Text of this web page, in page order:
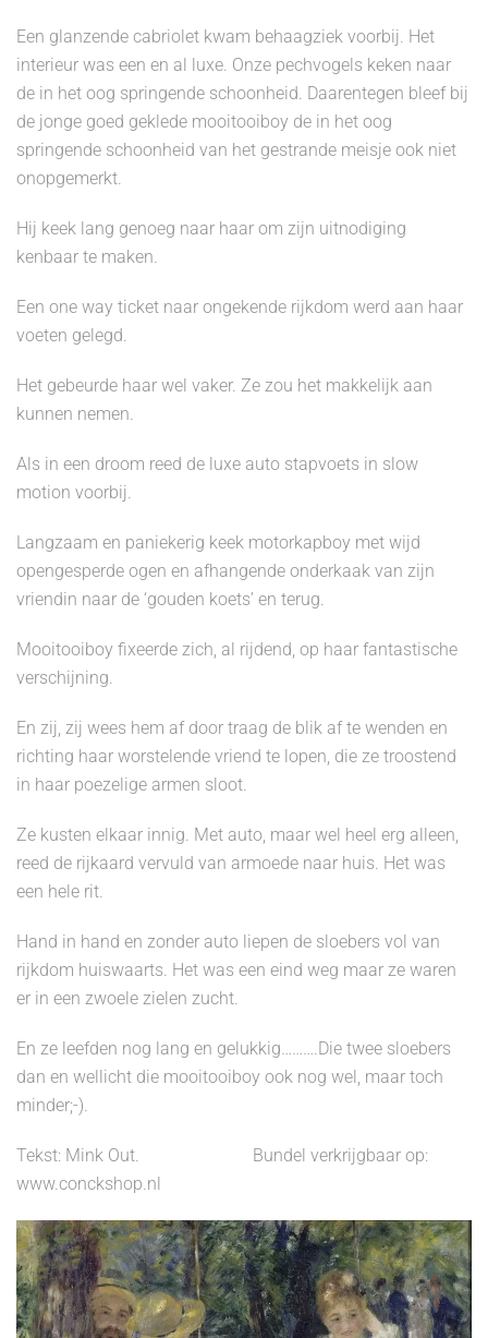
Een glanzende cabriolet kwam behaagziek voorbij. Het
interieur was een en al luxe. Onze pechvogels keken naar
de in het oog springende schoonheid. Daarentegen bleef bij
de jonge goed geklede mooitooiboy de in het oog
springende schoonheid van het gestrande meisje ook niet
onopgemerkt.
Hij keek lang genoeg naar haar om zijn uitnodiging
kenbaar te maken.
Een one way ticket naar ongekende rijkdom werd aan haar
voeten gelegd.
Het gebeurde haar wel vaker. Ze zou het makkelijk aan
kunnen nemen.
Als in een droom reed de luxe auto stapvoets in slow
motion voorbij.
Langzaam en paniekerig keek motorkapboy met wijd
opengesperde ogen en afhangende onderkaak van zijn
vriendin naar de ‘gouden koets’ en terug.
Mooitooiboy fixeerde zich, al rijdend, op haar fantastische
verschijning.
En zij, zij wees hem af door traag de blik af te wenden en
richting haar worstelende vriend te lopen, die ze troostend
in haar poezelige armen sloot.
Ze kusten elkaar innig. Met auto, maar wel heel erg alleen,
reed de rijkaard vervuld van armoede naar huis. Het was
een hele rit.
Hand in hand en zonder auto liepen de sloebers vol van
rijkdom huiswaarts. Het was een eind weg maar ze waren
er in een zwoele zielen zucht.
En ze leefden nog lang en gelukkig……….Die twee sloebers
dan en wellicht die mooitooiboy ook nog wel, maar toch
minder;-).
Tekst: Mink Out. Bundel verkrijgbaar op:
www.conckshop.nl